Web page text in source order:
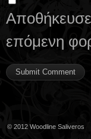
επόμενη
© 2012 Woodline Saliveros